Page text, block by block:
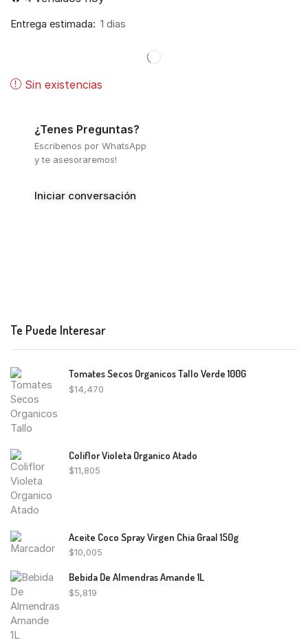
Entrega estimada: 1 dias
Sin existencias
¿Tenes Preguntas?
Escribenos por WhatsApp
y te asesoraremos!
Iniciar conversación
Te Puede Interesar
Tomates Secos Organicos Tallo Verde 100G
$14,470
Coliflor Violeta Organico Atado
$11,805
Aceite Coco Spray Virgen Chia Graal 150g
$10,005
Bebida De Almendras Amande 1L
$5,819